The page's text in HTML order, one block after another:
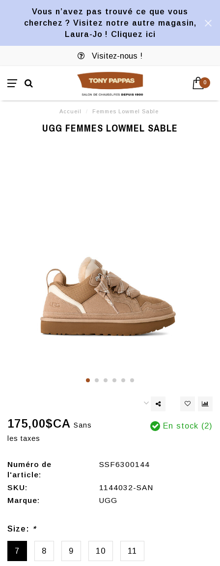
Vous n’avez pas trouvé ce que vous
cherchez ? Visitez notre autre magasin,
Laura-Jo ! Cliquez ici
Visitez-nous !
0
Accueil / Femmes Lowmel Sable
UGG FEMMES LOWMEL SABLE
175,00$CA Sans
les taxes
En stock (2)
Numéro de
l'article:
SSF6300144
SKU:
1144032-SAN
Marque:
UGG
Size: *
7 8 9 10 11